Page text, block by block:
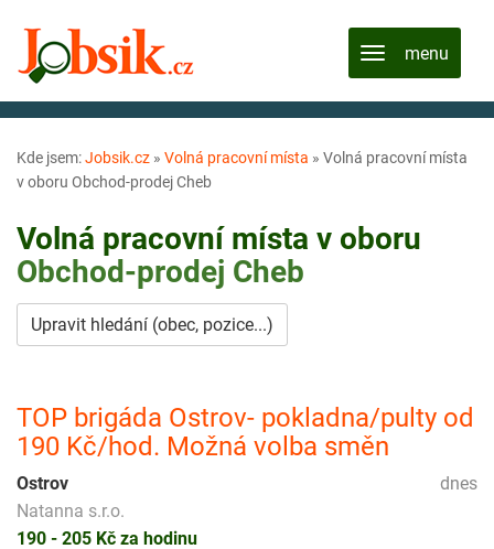
Kde jsem:Jobsik.cz » Volná pracovní místa » Volná pracovní místa
v oboru Obchod-prodej Cheb
Volná pracovní místa v oboru
Obchod-prodej Cheb
Upravit hledání (obec, pozice...)
TOP brigáda Ostrov- pokladna/pulty od
190 Kč/hod. Možná volba směn
dnes
Ostrov
Natanna s.r.o.
190 - 205 Kč za hodinu